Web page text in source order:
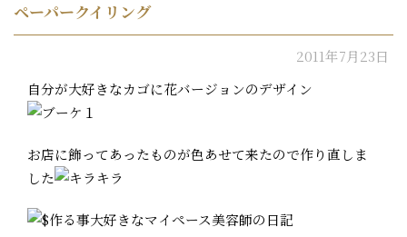
ペーパークイリング
2011年7月23日
自分が大好きなカゴに花バージョンのデザイン
お店に飾ってあったものが色あせて来たので作り直しま
した